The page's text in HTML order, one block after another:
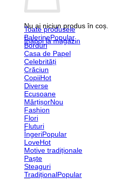
Nu ai niciun produs în coș.
Înapoi la magazin
Toate produsele
Balerine
Borduri
Casa de Papel
Celebrități
Crăciun
Copii
Diverse
Ecusoane
Mărțișor
Fashion
Flori
Fluturi
Îngeri
Love
Motive tradiționale
Paște
Steaguri
Tradițional